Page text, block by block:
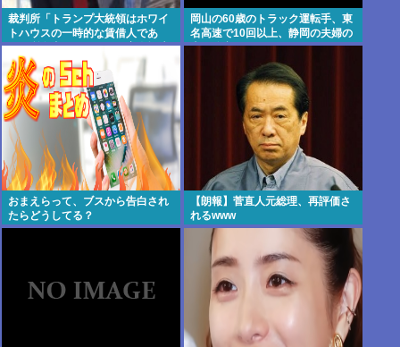
裁判所「トランプ大統領はホワイ
トハウスの一時的な賃借人であ
り、所有者ではない」、宴会場建
設の工事差し止め命令
岡山の60歳のトラック運転手、東
名高速で10回以上、静岡の夫婦の
車に追突
おまえらって、ブスから告白され
たらどうしてる？
【朗報】菅直人元総理、再評価さ
れるwww